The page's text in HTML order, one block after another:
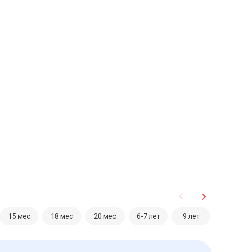
15 мес 18 мес 20 мес 6-7 лет 9 лет